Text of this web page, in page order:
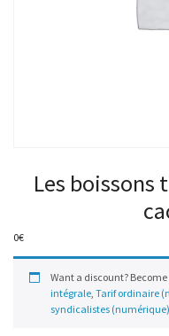
Les boissons
0€
Want a discount?
intégrale, Tarif ordinaire
syndicalistes (numérique)